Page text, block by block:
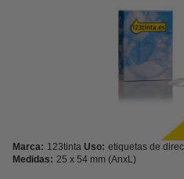
Marca: 123tinta Uso: etiquetas de
Medidas: 25 x 54 mm (AnxL)